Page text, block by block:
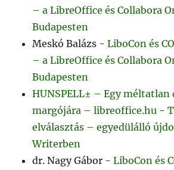
– a LibreOffice és Collabora
Budapesten
Meskó Balázs -LiboCon és
– a LibreOffice és Collabora
Budapesten
HUNSPELL± – Egy méltatlan
margójára – libreoffice.hu -
elválasztás – egyedülálló
Writerben
dr. Nagy Gábor -LiboCon és